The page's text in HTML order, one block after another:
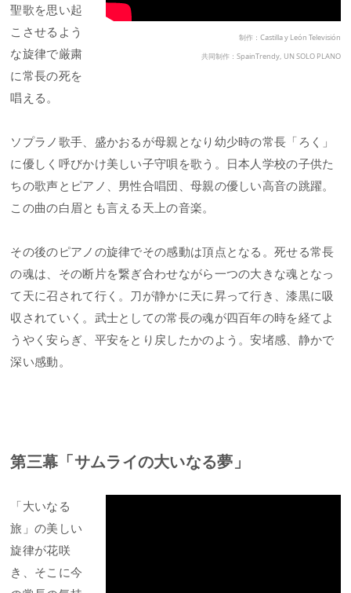
制作：Castilla y León Televisión
共同制作：SpainTrendy, UN SOLO PLANO
聖歌を思い起
こさせるよう
な旋律で厳粛
に常長の死を
唱える。
ソプラノ歌手、盛かおるが母親となり幼少時の常長「ろく」
に優しく呼びかけ美しい子守唄を歌う。日本人学校の子供た
ちの歌声とピアノ、男性合唱団、母親の優しい高音の跳躍。
この曲の白眉とも言える天上の音楽。
その後のピアノの旋律でその感動は頂点となる。死せる常長
の魂は、その断片を繋ぎ合わせながら一つの大きな魂となっ
て天に召されて行く。刀が静かに天に昇って行き、漆黒に吸
収されていく。武士としての常長の魂が四百年の時を経てよ
うやく安らぎ、平安をとり戻したかのよう。安堵感、静かで
深い感動。
第三幕「サムライの大いなる夢」
「大いなる
旅」の美しい
旋律が花咲
き、そこに今